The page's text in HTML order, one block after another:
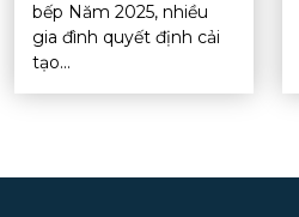
bếp Năm 2025, nhiều
gia đình quyết định cải
tạo...